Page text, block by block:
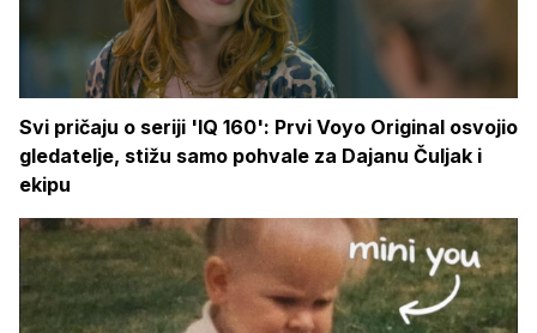
Svi pričaju o seriji 'IQ 160': Prvi Voyo Original osvojio
gledatelje, stižu samo pohvale za Dajanu Čuljak i
ekipu